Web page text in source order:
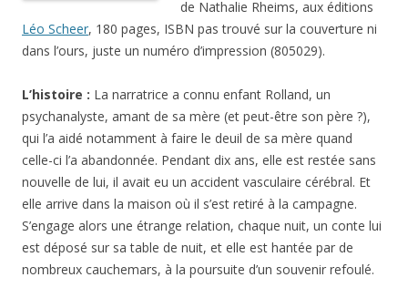
de Nathalie Rheims, aux éditions
Léo Scheer, 180 pages, ISBN pas trouvé sur la couverture ni
dans l’ours, juste un numéro d’impression (805029).
L’histoire : La narratrice a connu enfant Rolland, un
psychanalyste, amant de sa mère (et peut-être son père ?),
qui l’a aidé notamment à faire le deuil de sa mère quand
celle-ci l’a abandonnée. Pendant dix ans, elle est restée sans
nouvelle de lui, il avait eu un accident vasculaire cérébral. Et
elle arrive dans la maison où il s’est retiré à la campagne.
S’engage alors une étrange relation, chaque nuit, un conte lui
est déposé sur sa table de nuit, et elle est hantée par de
nombreux cauchemars, à la poursuite d’un souvenir refoulé.